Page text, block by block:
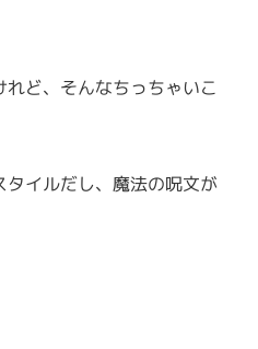
ど、そんなちっちゃいこ
イルだし、魔法の呪文が